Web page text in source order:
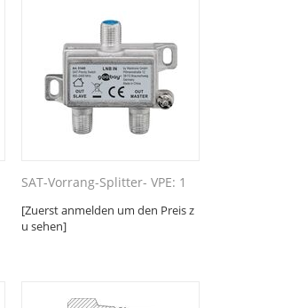
SAT-Vorrang-Splitter- VPE: 1
[Zuerst anmelden um den Preis z
u sehen]